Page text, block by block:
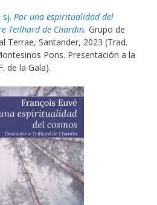
sj. Por una espiritualidad del
Teilhard de Chardin. Grupo de
Terrae, Santander, 2023 (Trad.
Pons. Presentación a la
de la Gala).